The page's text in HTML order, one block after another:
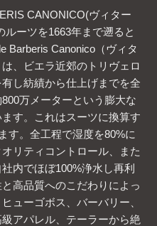
CANONICO(ヴィター
ーツを1663年まで遡ると
Barberis Canonico（ヴィタ
、ビエラ近郊のトリヴェロ
し紡績から仕上げまでを全
万メーターという膨大な
す。これはスーツに換算す
す。全工程で湿度を80%に
リティコントロール、また
内でほぼ100%浄水し再利
高品質へのこだわりによっ
ューゴボス、バーバリー、
アパレル、テーラーから絶